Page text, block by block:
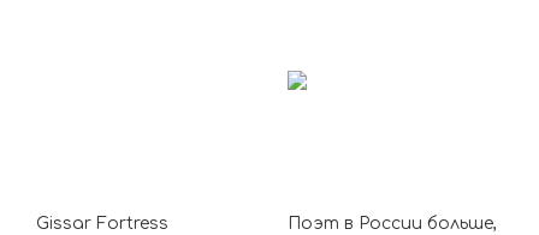
Gissar Fortress
Поэт в России больше,